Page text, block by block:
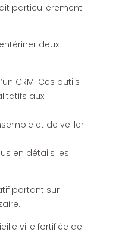
particulièrement
deux
CRM. Ces outils
aux
et de veiller
en détails les
portant sur
ville fortifiée de